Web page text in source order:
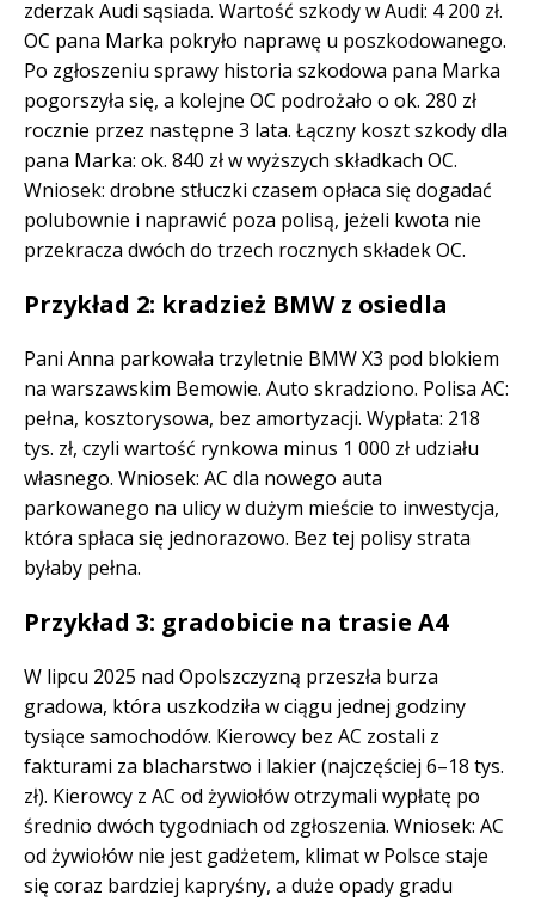
zderzak Audi sąsiada. Wartość szkody w Audi: 4 200 zł.
OC pana Marka pokryło naprawę u poszkodowanego.
Po zgłoszeniu sprawy historia szkodowa pana Marka
pogorszyła się, a kolejne OC podrożało o ok. 280 zł
rocznie przez następne 3 lata. Łączny koszt szkody dla
pana Marka: ok. 840 zł w wyższych składkach OC.
Wniosek: drobne stłuczki czasem opłaca się dogadać
polubownie i naprawić poza polisą, jeżeli kwota nie
przekracza dwóch do trzech rocznych składek OC.
Przykład 2: kradzież BMW z osiedla
Pani Anna parkowała trzyletnie BMW X3 pod blokiem
na warszawskim Bemowie. Auto skradziono. Polisa AC:
pełna, kosztorysowa, bez amortyzacji. Wypłata: 218
tys. zł, czyli wartość rynkowa minus 1 000 zł udziału
własnego. Wniosek: AC dla nowego auta
parkowanego na ulicy w dużym mieście to inwestycja,
która spłaca się jednorazowo. Bez tej polisy strata
byłaby pełna.
Przykład 3: gradobicie na trasie A4
W lipcu 2025 nad Opolszczyzną przeszła burza
gradowa, która uszkodziła w ciągu jednej godziny
tysiące samochodów. Kierowcy bez AC zostali z
fakturami za blacharstwo i lakier (najczęściej 6–18 tys.
zł). Kierowcy z AC od żywiołów otrzymali wypłatę po
średnio dwóch tygodniach od zgłoszenia. Wniosek: AC
od żywiołów nie jest gadżetem, klimat w Polsce staje
się coraz bardziej kapryśny, a duże opady gradu